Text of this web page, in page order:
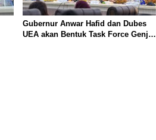
Gubernur Anwar Hafid dan Dubes
UEA akan Bentuk Task Force Genjot